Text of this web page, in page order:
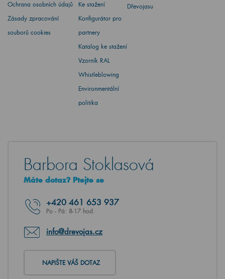
Ochrana osobních údajů
Zásady zpracování
souborů cookies
Ke stažení
Konfigurátor pro
partnery
Katalog ke stažení
Vzorník RAL
Whistleblowing
Environmentální
politika
Dřevojasu
Barbora Stoklasová
Máte dotaz? Ptejte se
+420 461 653 937
Po - Pá: 8-17 hod.
info@drevojas.cz
NAPIŠTE VÁŠ DOTAZ